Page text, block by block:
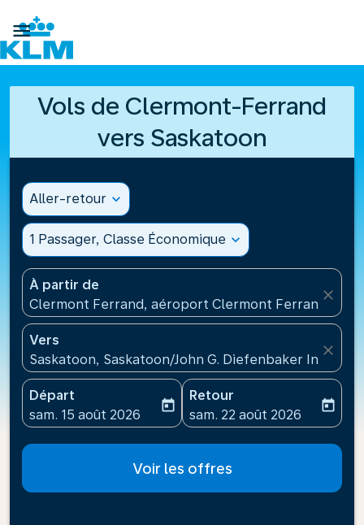

Vols de Clermont-Ferrand
vers Saskatoon
Aller-retour expand_more
1 Passager, Classe Économique expand_more
À partir de
Clermont Ferrand, aéroport Clermont Ferrand
close
Vers
Saskatoon, Saskatoon/John G. Diefenbaker
close
Départ
fc-booking-departure-date-aria-label
sam. 15 août 2026
today
Retour
fc-booking-return-date-
sam. 22 août 2026
today
Voir les offres